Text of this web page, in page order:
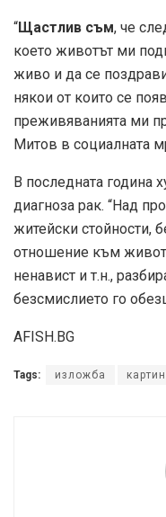
“Щастлив съм, че
което животът ми
живо и да се
някои от които се
преживяванията ми
Митов в социалната
В последната година
диагноза рак. “Над
житейски стойности,
отношение към
ненавист и т.н.,
безсмислието го
AFISH.BG
Tags: изложба